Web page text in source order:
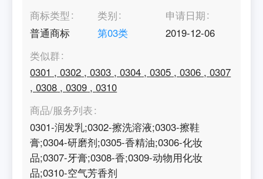
商标类型
普通商标
类别
第03类
申请日期
2019-12-06
类似群
0301 ,0302 ,0303 ,0304 ,0305 ,0306 ,0307
,0308 ,0309 ,0310
商品/服务列表
0301-润发乳;0302-擦洗溶液;0303-擦鞋
膏;0304-研磨剂;0305-香精油;0306-化妆
品;0307-牙膏;0308-香;0309-动物用化妆
品;0310-空气芳香剂